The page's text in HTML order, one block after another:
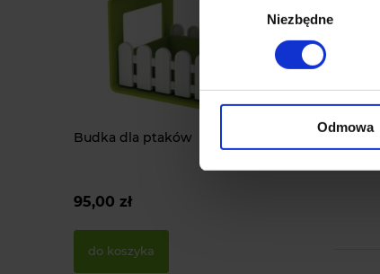
Niezbędne
Odmowa
Budka dla ptaków
95,00 zł
do koszyka